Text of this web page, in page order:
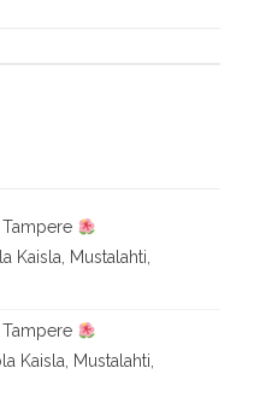
Kaisla, Mustalahti,
Kaisla, Mustalahti,